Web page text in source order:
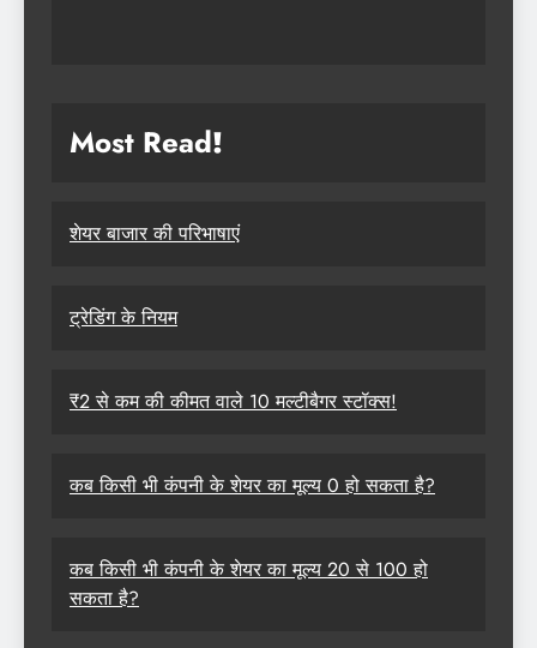
Most Read!
शेयर बाजार की परिभाषाएं
ट्रेडिंग के नियम
₹2 से कम की कीमत वाले 10 मल्टीबैगर स्टॉक्स!
कब किसी भी कंपनी के शेयर का मूल्य 0 हो सकता है?
कब किसी भी कंपनी के शेयर का मूल्य 20 से 100 हो
सकता है?